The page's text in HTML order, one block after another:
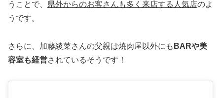
うことで、 県外からのお客さんも多く来店する人気店のよ
うです。
さらに、加藤綾菜さんの父親は焼肉屋以外にも BARや美
容室も経営されているそうです！